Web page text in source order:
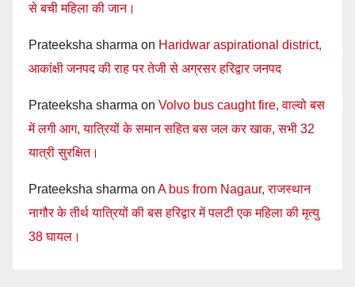
से बची महिला की जान।
Prateeksha sharma on Haridwar aspirational district,
आकांक्षी जनपद की राह पर तेजी से अग्रसर हरिद्वार जनपद
Prateeksha sharma on Volvo bus caught fire, वाल्वो बस
में लगी आग, यात्रियों के समान सहित बस जल कर खाक, सभी 32
यात्री सुरक्षित।
Prateeksha sharma on A bus from Nagaur, राजस्थान
नागौर के तीर्थ यात्रियों की बस हरिद्वार में पलटी एक महिला की मृत्यु
38 घायल।